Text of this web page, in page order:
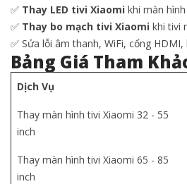
✅ Thay LED tivi Xiaomi khi màn
✅ Thay bo mạch tivi Xiaomi khi tivi
✅ Sửa lỗi âm thanh, WiFi, cổng
Bảng Giá Tham
Dịch Vụ
Thay màn hình tivi Xiaomi 32 - 55
inch
Thay màn hình tivi Xiaomi 65 - 85
inch